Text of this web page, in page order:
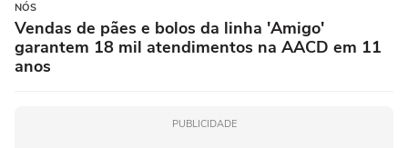
NÓS
Vendas de pães e bolos da linha 'Amigo'
garantem 18 mil atendimentos na AACD em 11
anos
PUBLICIDADE